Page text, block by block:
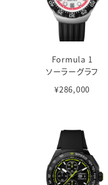
Formula 1
ソーラーグラフ
¥286,000